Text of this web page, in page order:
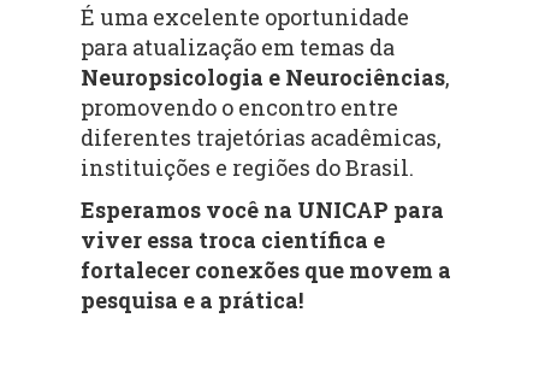
É uma excelente oportunidade
para atualização em temas da
Neuropsicologia e Neurociências,
promovendo o encontro entre
diferentes trajetórias acadêmicas,
instituições e regiões do Brasil.
Esperamos você na UNICAP para
viver essa troca científica e
fortalecer conexões que movem a
pesquisa e a prática!